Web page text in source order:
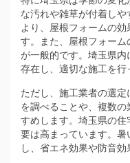
な汚れや雑草が付着し
より、屋根フォームの
す。また、屋根フォー
が一般的です。埼玉県
存在し、適切な施工を行
ただし、施工業者の選
を調べることや、複数
すめします。埼玉県の
要は高まっています。
し、省エネ効果や防音効